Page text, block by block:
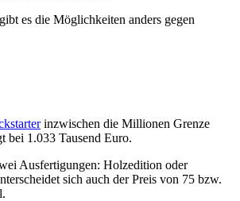
es die Möglichkeiten anders gegen
inzwischen die Millionen Grenze
bei 1.033 Tausend Euro.
Ausfertigungen: Holzedition oder
sich auch der Preis von 75 bzw.